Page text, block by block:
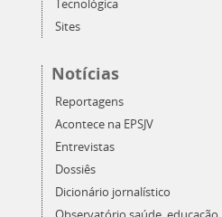
Tecnológica
Sites
Notícias
Reportagens
Acontece na EPSJV
Entrevistas
Dossiês
Dicionário jornalístico